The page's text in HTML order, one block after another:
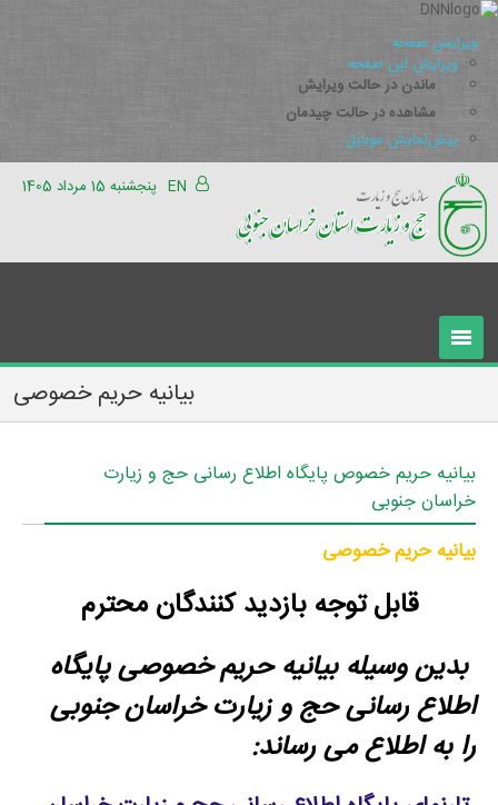
ویرایش صفحه
ویرایش این صفحه
ماندن در حالت ویرایش
مشاهده در حالت چیدمان
پیش‌نمایش موبایل
پنجشنبه 15 مرداد 1405 EN
بیانیه حریم خصوصی
بیانیه حریم خصوص پایگاه اطلاع رسانی حج و زیارت
خراسان جنوبی
بیانیه حریم خصوصی
قابل توجه بازدید کنندگان محترم
بدین وسیله بیانیه حریم خصوصی پایگاه
اطلاع رسانی حج و زیارت خراسان جنوبی
را به اطلاع می رساند: